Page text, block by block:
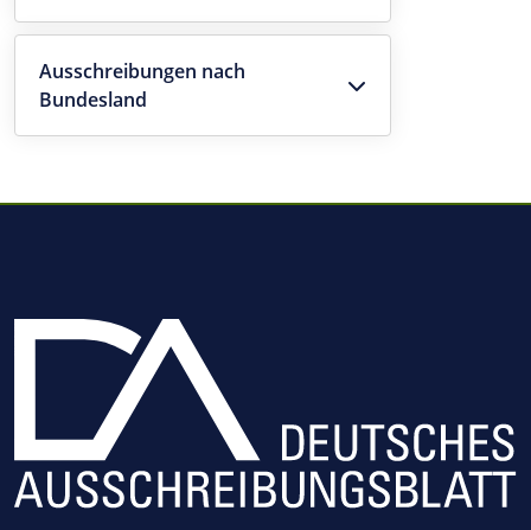
Ausschreibungen nach
Bundesland